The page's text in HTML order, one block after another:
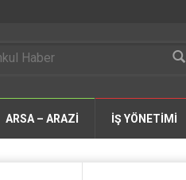
ARSA – ARAZİ İŞ YÖNETİMİ